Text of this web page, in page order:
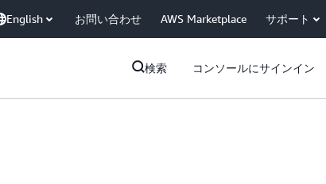
English お問い合わせ AWS Marketplace サポート
検索 コンソールにサインイン